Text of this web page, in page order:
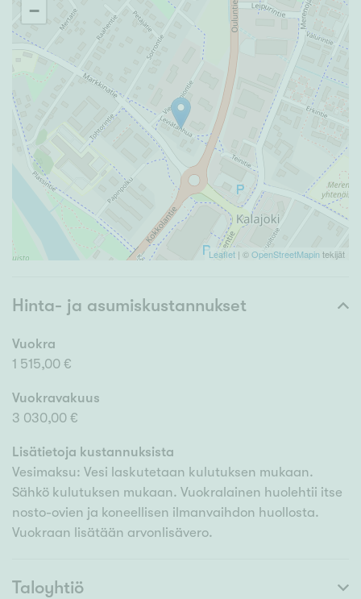
−
Leaflet | ©OpenStreetMapintekijät
Hinta- ja asumiskustannukset
Vuokra
1 515,00 €
Vuokravakuus
3 030,00 €
Lisätietoja kustannuksista
Vesimaksu: Vesi laskutetaan kulutuksen mukaan.
Sähkö kulutuksen mukaan. Vuokralainen huolehtii itse
nosto-ovien ja koneellisen ilmanvaihdon huollosta.
Vuokraan lisätään arvonlisävero.
Taloyhtiö